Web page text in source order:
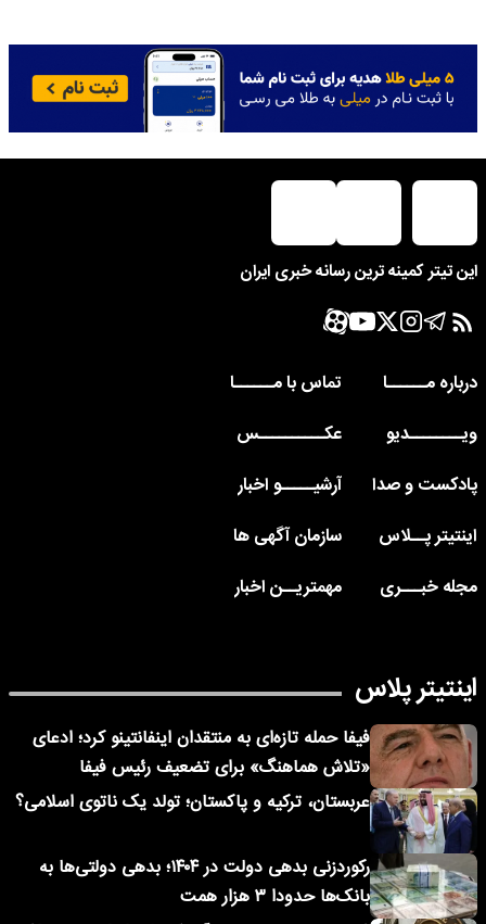
این تیتر کمینه ترین رسانه خبری ایران
درباره مــــــا
تماس با مــــــا
ویــــــــدیو
عکــــــــــس
پادکست و صدا
آرشیـــــو اخبار
اینتیتر پــلاس
سازمان آگهی ها
مجله خبـــری
مهمتریــن اخبار
اینتیتر پلاس
فیفا حمله تازه‌ای به منتقدان اینفانتینو کرد؛ ادعای
«تلاش هماهنگ» برای تضعیف رئیس فیفا
عربستان، ترکیه و پاکستان؛ تولد یک ناتوی اسلامی؟
رکوردزنی بدهی دولت در ۱۴۰۴؛ بدهی دولتی‌ها به
بانک‌ها حدودا ۳ هزار همت